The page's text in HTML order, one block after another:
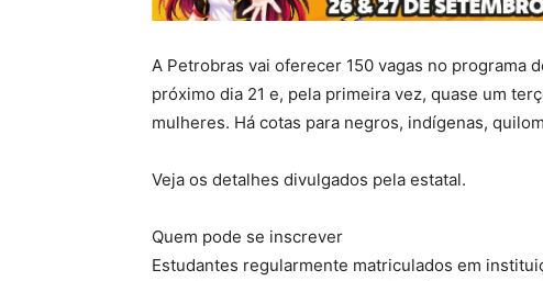
A Petrobras vai oferecer 150 vagas no programa
próximo dia 21 e, pela primeira vez, quase um
mulheres. Há cotas para negros, indígenas,
Veja os detalhes divulgados pela estatal.
Quem pode se inscrever
Estudantes regularmente matriculados em